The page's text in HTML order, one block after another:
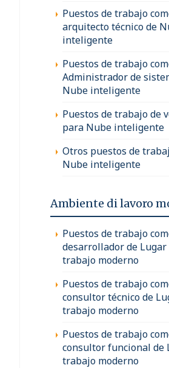
Puestos de trabajo
arquitecto técnico de
inteligente
Puestos de trabajo
Administrador de
Nube inteligente
Puestos de trabajo de
para Nube inteligente
Otros puestos de
Nube inteligente
Ambiente di lavoro
Puestos de trabajo
desarrollador de Lugar
trabajo moderno
Puestos de trabajo
consultor técnico de
trabajo moderno
Puestos de trabajo
consultor funcional de
trabajo moderno